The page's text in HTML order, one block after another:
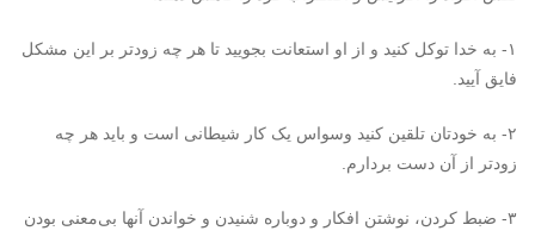
۱- به خدا توکل کنید و از او استعانت بجویید تا هر چه زودتر بر این مشکل
فایق آیید.
۲- به خودتان تلقین کنید وسواس یک کار شیطانی است و باید هر چه
زودتر از آن دست بردارم.
۳- ضبط کردن، نوشتن افکار و دوباره شنیدن و خواندن آنها بی‌معنی بودن